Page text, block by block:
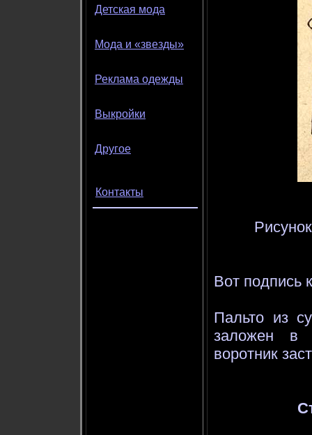
Детская мода
Мода и «звезды»
Реклама одежды
Выкройки
Другое
Контакты
Вот подпись
Пальто из
заложен в
воротник